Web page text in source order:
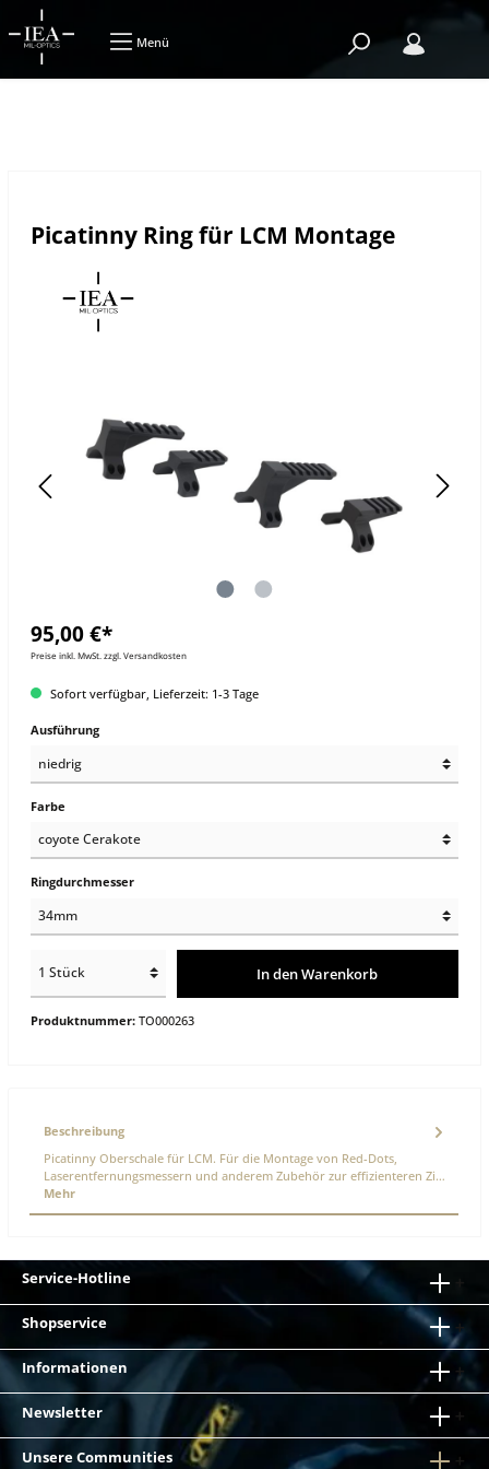
Menü
Picatinny Ring für LCM Montage
95,00 €*
Preise inkl. MwSt. zzgl. Versandkosten
Sofort verfügbar, Lieferzeit: 1-3 Tage
Ausführung
Farbe
Ringdurchmesser
In den Warenkorb
Produktnummer: TO000263
Beschreibung
Picatinny Oberschale für LCM. Für die Montage von Red-Dots,
Laserentfernungsmessern und anderem Zubehör zur effizienteren Zi…
Mehr
Service-Hotline
Shopservice
Informationen
Newsletter
Unsere Communities